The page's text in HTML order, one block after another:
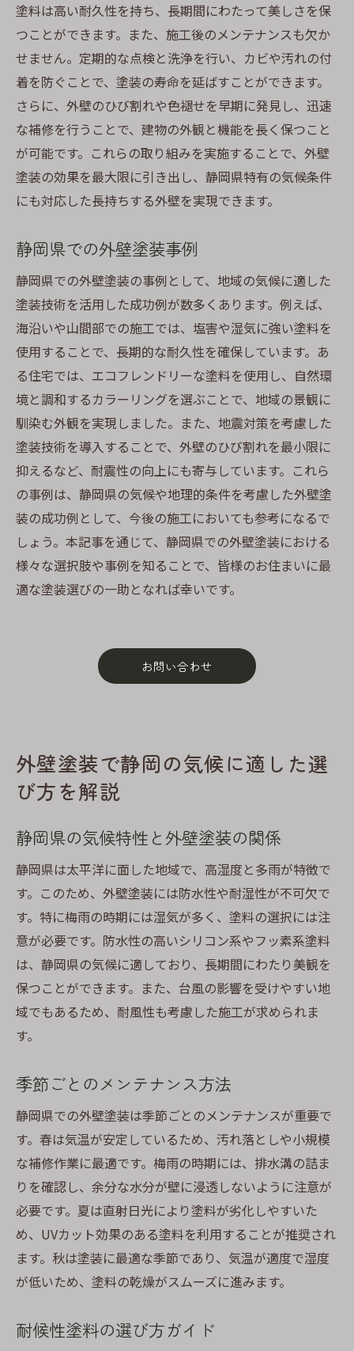
塗料は高い耐久性を持ち、長期間にわたって美しさを保
つことができます。また、施工後のメンテナンスも欠か
せません。定期的な点検と洗浄を行い、カビや汚れの付
着を防ぐことで、塗装の寿命を延ばすことができます。
さらに、外壁のひび割れや色褪せを早期に発見し、迅速
な補修を行うことで、建物の外観と機能を長く保つこと
が可能です。これらの取り組みを実施することで、外壁
塗装の効果を最大限に引き出し、静岡県特有の気候条件
にも対応した長持ちする外壁を実現できます。
静岡県での外壁塗装事例
静岡県での外壁塗装の事例として、地域の気候に適した
塗装技術を活用した成功例が数多くあります。例えば、
海沿いや山間部での施工では、塩害や湿気に強い塗料を
使用することで、長期的な耐久性を確保しています。あ
る住宅では、エコフレンドリーな塗料を使用し、自然環
境と調和するカラーリングを選ぶことで、地域の景観に
馴染む外観を実現しました。また、地震対策を考慮した
塗装技術を導入することで、外壁のひび割れを最小限に
抑えるなど、耐震性の向上にも寄与しています。これら
の事例は、静岡県の気候や地理的条件を考慮した外壁塗
装の成功例として、今後の施工においても参考になるで
しょう。本記事を通じて、静岡県での外壁塗装における
様々な選択肢や事例を知ることで、皆様のお住まいに最
適な塗装選びの一助となれば幸いです。
お問い合わせ
外壁塗装で静岡の気候に適した選
び方を解説
静岡県の気候特性と外壁塗装の関係
静岡県は太平洋に面した地域で、高湿度と多雨が特徴で
す。このため、外壁塗装には防水性や耐湿性が不可欠で
す。特に梅雨の時期には湿気が多く、塗料の選択には注
意が必要です。防水性の高いシリコン系やフッ素系塗料
は、静岡県の気候に適しており、長期間にわたり美観を
保つことができます。また、台風の影響を受けやすい地
域でもあるため、耐風性も考慮した施工が求められま
す。
季節ごとのメンテナンス方法
静岡県での外壁塗装は季節ごとのメンテナンスが重要で
す。春は気温が安定しているため、汚れ落としや小規模
な補修作業に最適です。梅雨の時期には、排水溝の詰ま
りを確認し、余分な水分が壁に浸透しないように注意が
必要です。夏は直射日光により塗料が劣化しやすいた
め、UVカット効果のある塗料を利用することが推奨され
ます。秋は塗装に最適な季節であり、気温が適度で湿度
が低いため、塗料の乾燥がスムーズに進みます。
耐候性塗料の選び方ガイド